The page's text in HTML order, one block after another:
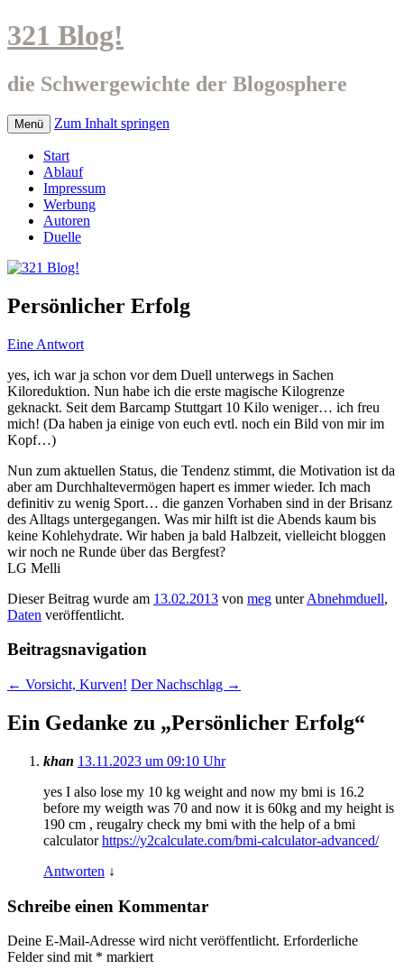
321 Blog!
die Schwergewichte der Blogosphere
Menü Zum Inhalt springen
Start
Ablauf
Impressum
Werbung
Autoren
Duelle
Persönlicher Erfolg
Eine Antwort
yes, ich war ja schon vor dem Duell unterwegs in Sachen
Kiloreduktion. Nun habe ich die erste magische Kilogrenze
geknackt. Seit dem Barcamp Stuttgart 10 Kilo weniger… ich freu
mich! (Da haben ja einige von euch evtl. noch ein Bild von mir im
Kopf…)
Nun zum aktuellen Status, die Tendenz stimmt, die Motivation ist da
aber am Durchhaltevermögen hapert es immer wieder. Ich mach
definitiv zu wenig Sport… die ganzen Vorhaben sind in der Brisanz
des Alltags untergegangen. Was mir hilft ist die Abends kaum bis
keine Kohlehydrate. Wir haben ja bald Halbzeit, vielleicht bloggen
wir noch ne Runde über das Bergfest?
LG Melli
Dieser Beitrag wurde am 13.02.2013 von meg unterAbnehmduell,
Daten veröffentlicht.
Beitragsnavigation
← Vorsicht, Kurven! Der Nachschlag →
Ein Gedanke zu „Persönlicher Erfolg“
khan 13.11.2023 um 09:10 Uhr
yes I also lose my 10 kg weight and now my bmi is 16.2
before my weigth was 70 and now it is 60kg and my height is
190 cm , reugalry check my bmi with the help of a bmi
calculatorhttps://y2calculate.com/bmi-calculator-advanced/
Antworten ↓
Schreibe einen Kommentar
Deine E-Mail-Adresse wird nicht veröffentlicht. Erforderliche
Felder sind mit * markiert